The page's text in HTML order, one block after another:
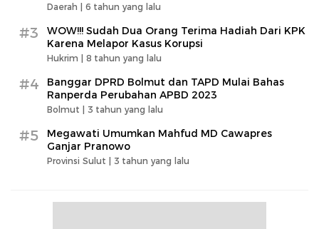
Daerah | 6 tahun yang lalu
#3
WOW!!! Sudah Dua Orang Terima Hadiah Dari KPK
Karena Melapor Kasus Korupsi
Hukrim | 8 tahun yang lalu
#4
Banggar DPRD Bolmut dan TAPD Mulai Bahas
Ranperda Perubahan APBD 2023
Bolmut | 3 tahun yang lalu
#5
Megawati Umumkan Mahfud MD Cawapres
Ganjar Pranowo
Provinsi Sulut | 3 tahun yang lalu